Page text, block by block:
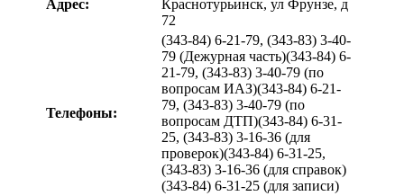
Адрес:
Краснотурьинск, ул Фрунзе, д
72
Телефоны:
(343-84) 6-21-79, (343-83) 3-40-
79 (Дежурная часть)(343-84) 6-
21-79, (343-83) 3-40-79 (по
вопросам ИАЗ)(343-84) 6-21-
79, (343-83) 3-40-79 (по
вопросам ДТП)(343-84) 6-31-
25, (343-83) 3-16-36 (для
проверок)(343-84) 6-31-25,
(343-83) 3-16-36 (для справок)
(343-84) 6-31-25 (для записи)